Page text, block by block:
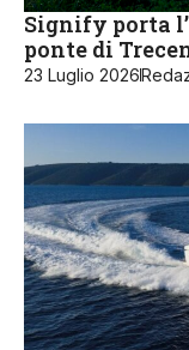
Signify porta
ponte di
23 Luglio 2026